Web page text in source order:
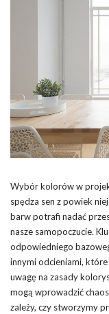
Wybór kolorów w
spędza sen z powiek
barw potrafi nadać
nasze samopoczucie.
odpowiedniego
innymi odcieniami, które
uwagę na zasady
mogą wprowadzić
zależy, czy stworzymy